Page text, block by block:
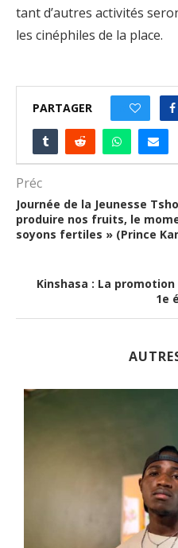
tant d’autres activités
les cinéphiles de la place.
PARTAGER
Préc
Journée de la Jeunesse
produire nos fruits, le
soyons fertiles » (Prince
Kinshasa : La
1e